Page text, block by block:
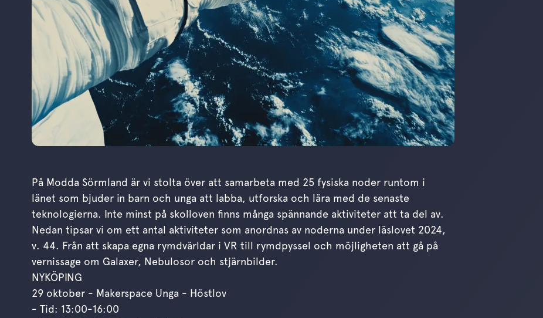
På Modda Sörmland är vi stolta över att samarbeta med 25 fysiska noder runtom i
länet som bjuder in barn och unga att labba, utforska och lära med de senaste
teknologierna. Inte minst på skolloven finns många spännande aktiviteter att ta del av.
Nedan tipsar vi om ett antal aktiviteter som anordnas av noderna under läslovet 2024,
v. 44. Från att skapa egna rymdvärldar i VR till rymdpyssel och möjligheten att gå på
vernissage om Galaxer, Nebulosor och stjärnbilder.
NYKÖPING
29 oktober - Makerspace Unga - Höstlov
- Tid: 13:00-16:00